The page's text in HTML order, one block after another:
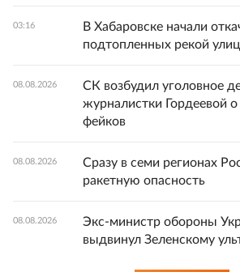
03:16
В Хабаровске начали
подтопленных рекой улиц
08.08.2026
СК возбудил уголовное
журналистки Гордеевой
фейков
08.08.2026
Сразу в семи регионах
ракетную опасность
08.08.2026
Экс-министр обороны
выдвинул Зеленскому